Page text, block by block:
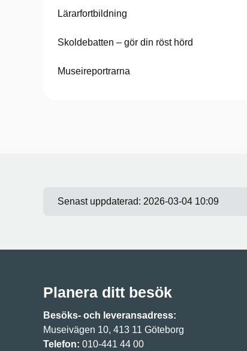
Lärarfortbildning
Skoldebatten – gör din röst hörd
Museireportrarna
Senast uppdaterad: 2026-03-04 10:09
Planera ditt besök
Besöks- och leveransadress:
Museivägen 10, 413 11 Göteborg
Telefon: 010-441 44 00